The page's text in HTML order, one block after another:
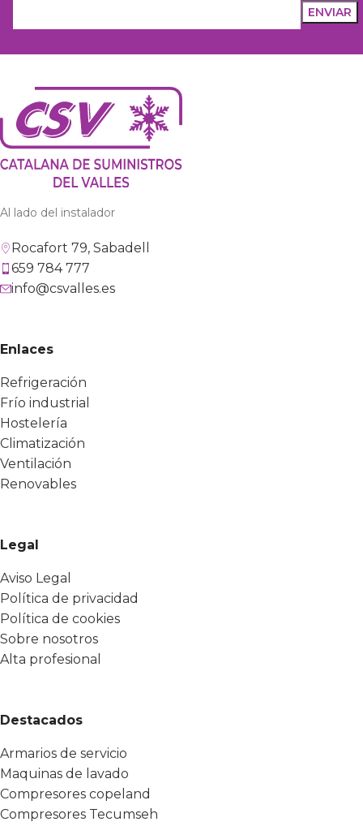
Al lado del instalador
Rocafort 79, Sabadell
659 784 777
info@csvalles.es
Enlaces
Refrigeración
Frío industrial
Hostelería
Climatización
Ventilación
Renovables
Legal
Aviso Legal
Política de privacidad
Política de cookies
Sobre nosotros
Alta profesional
Destacados
Armarios de servicio
Maquinas de lavado
Compresores copeland
Compresores Tecumseh